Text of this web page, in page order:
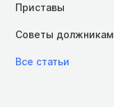
Приставы
Советы должникам
Все статьи